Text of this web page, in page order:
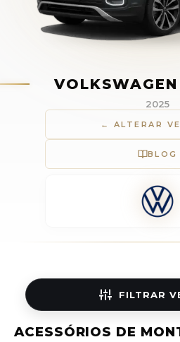
2025
← ALTERAR
BLOG
FILTRAR
ACESSÓRIOS DE